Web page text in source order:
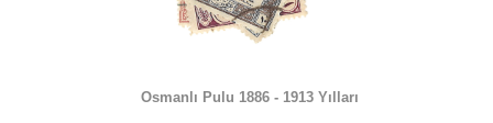
Osmanlı Pulu 1886 - 1913 Yılları